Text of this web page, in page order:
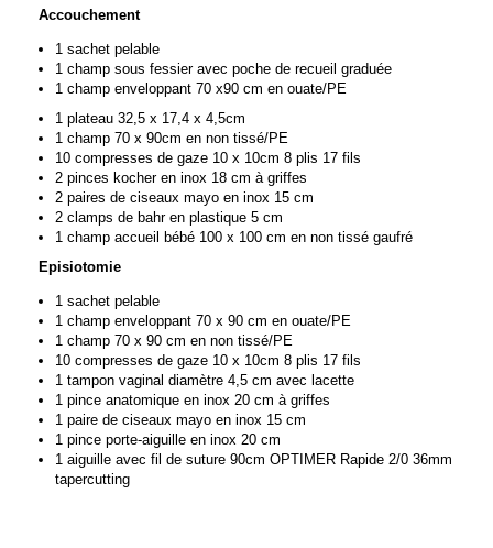
Accouchement
1 sachet pelable
1 champ sous fessier avec poche de recueil graduée
1 champ enveloppant 70 x90 cm en ouate/PE
1 plateau 32,5 x 17,4 x 4,5cm
1 champ 70 x 90cm en non tissé/PE
10 compresses de gaze 10 x 10cm 8 plis 17 fils
2 pinces kocher en inox 18 cm à griffes
2 paires de ciseaux mayo en inox 15 cm
2 clamps de bahr en plastique 5 cm
1 champ accueil bébé 100 x 100 cm en non tissé gaufré
Episiotomie
1 sachet pelable
1 champ enveloppant 70 x 90 cm en ouate/PE
1 champ 70 x 90 cm en non tissé/PE
10 compresses de gaze 10 x 10cm 8 plis 17 fils
1 tampon vaginal diamètre 4,5 cm avec lacette
1 pince anatomique en inox 20 cm à griffes
1 paire de ciseaux mayo en inox 15 cm
1 pince porte-aiguille en inox 20 cm
1 aiguille avec fil de suture 90cm OPTIMER Rapide 2/0 36mm
tapercutting